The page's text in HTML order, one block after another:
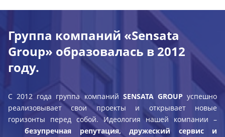
Группа компаний «Sensata
Group» образовалась в 2012
году.
С 2012 года группа компаний SENSATA GROUP успешно
реализовывает свои проекты и открывает новые
горизонты перед собой. Идеология нашей компании –
безупречная репутация, дружеский сервис и